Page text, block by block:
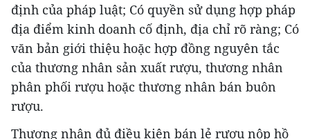
định của pháp luật; Có quyền sử dụng hợp pháp
địa điểm kinh doanh cố định, địa chỉ rõ ràng; Có
văn bản giới thiệu hoặc hợp đồng nguyên tắc
của thương nhân sản xuất rượu, thương nhân
phân phối rượu hoặc thương nhân bán buôn
rượu.
Thương nhân đủ điều kiện bán lẻ rượu nộp hồ